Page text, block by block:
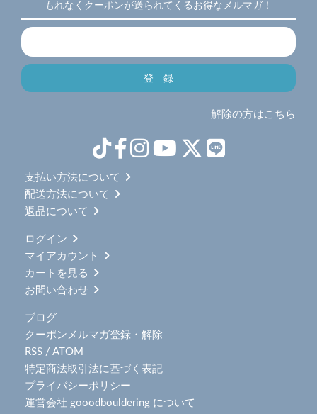
もれなくクーポンが送られてくるお得なメルマガ！
解除の方はこちら
支払い方法について
配送方法について
返品について
ログイン
マイアカウント
カートを見る
お問い合わせ
ブログ
クーポンメルマガ登録・解除
RSS / ATOM
特定商法取引法に基づく表記
プライバシーポリシー
運営会社 gooodbouldering について